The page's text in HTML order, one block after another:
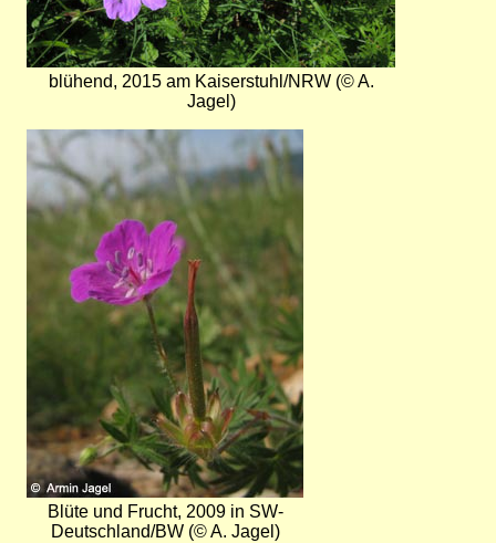
blühend, 2015 am Kaiserstuhl/NRW (© A.
Jagel)
Bild
Blüte und Frucht, 2009 in SW-
Deutschland/BW (© A. Jagel)